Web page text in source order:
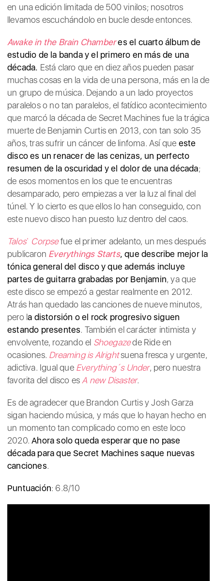
en una edición limitada de 500 vinilos; nosotros
llevamos escuchándolo en bucle desde entonces.
Awake in the Brain Chamberes el cuarto álbum de
estudio de la banda y el primero en más de una
década. Está claro que en diez años pueden pasar
muchas cosas en la vida de una persona, más en la de
un grupo de música. Dejando a un lado proyectos
paralelos o no tan paralelos, el fatídico acontecimiento
que marcó la década de Secret Machines fue la trágica
muerte de Benjamin Curtis en 2013, con tan solo 35
años, tras sufrir un cáncer de linfoma. Así que este
disco es un renacer de las cenizas, un perfecto
resumen de la oscuridad y el dolor de una década;
de esos momentos en los que te encuentras
desamparado, pero empiezas a ver la luz al final del
túnel. Y lo cierto es que ellos lo han conseguido, con
este nuevo disco han puesto luz dentro del caos.
Talosˈ Corpsefue el primer adelanto, un mes después
publicaron Everythings Starts, que describe mejor la
tónica general del disco y que además incluye
partes de guitarra grabadas por Benjamin, ya que
este disco se empezó a gestar realmente en 2012.
Atrás han quedado las canciones de nueve minutos,
pero la distorsión o el rock progresivo siguen
estando presentes. También el carácter intimista y
envolvente, rozando el Shoegazede Ride en
ocasiones. Dreaming is Alrightsuena fresca y urgente,
adictiva. Igual que Everything´s Under, pero nuestra
favorita del disco es A new Disaster.
Es de agradecer que Brandon Curtis y Josh Garza
sigan haciendo música, y más que lo hayan hecho en
un momento tan complicado como en este loco
2020.Ahora solo queda esperar que no pase
década para que Secret Machines saque nuevas
canciones.
Puntuación: 6.8/10